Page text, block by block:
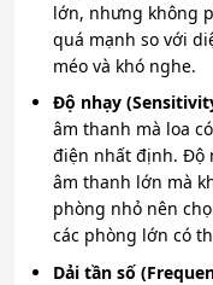
lớn, nhưng không
quá mạnh so với
méo và khó nghe.
Độ nhạy
âm thanh mà loa
điện nhất định. Độ
âm thanh lớn mà
phòng nhỏ nên
các phòng lớn có
Dải tần số